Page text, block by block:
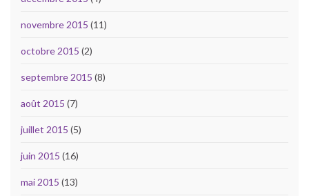
novembre 2015 (11)
octobre 2015 (2)
septembre 2015 (8)
août 2015 (7)
juillet 2015 (5)
juin 2015 (16)
mai 2015 (13)